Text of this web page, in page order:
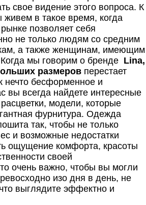
свое видение этого вопроса. К
живем в такое время, когда
позволяет себя
не только людям со средним
а также женщинам, имеющим
мы говорим о бренде Lina,
размеров перестает
нечто бесформенное и
вы всегда найдете интересные
модели, которые
фурнитура. Одежда
так, чтобы не только
и возможные недостатки
ощущение комфорта, красоты
своей
очень важно, чтобы вы могли
изо дня в день, не
выглядите эффектно и